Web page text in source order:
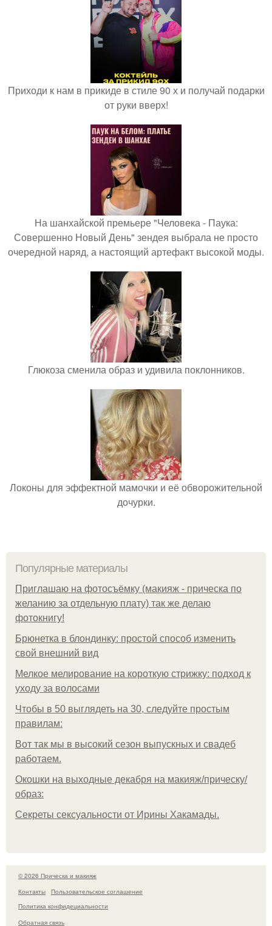
Приходи к нам в прикиде в стиле 90 х и получай подарки
от руки вверх!
На шанхайской премьере "Человека - Паука:
Совершенно Новый День" зендея выбрала не просто
очередной наряд, а настоящий артефакт высокой моды.
Глюкоза сменила образ и удивила поклонников.
Локоны для эффектной мамочки и её обворожительной
дочурки.
Популярные материалы
Приглашаю на фотосъёмку (макияж - прическа по
желанию за отдельную плату) так же делаю
фотокнигу!
Брюнетка в блондинку: простой способ изменить
свой внешний вид
Мелкое мелирование на короткую стрижку: подход к
уходу за волосами
Чтобы в 50 выглядеть на 30, следуйте простым
правилам:
Вот так мы в высокий сезон выпускных и свадеб
работаем.
Окошки на выходные декабря на макияж/прическу/
образ:
Секреты сексуальности от Ирины Хакамады.
© 2026 Прическа и макияж
Контакты
Пользовательское соглашение
Политика конфидециальности
Обратная связь